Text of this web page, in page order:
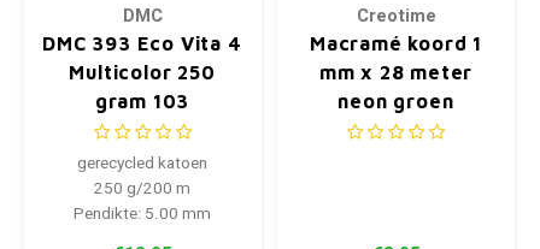
DMC
DMC 393 Eco Vita 4
Multicolor 250
gram 103
gerecycled katoen
250 g/200 m
Pendikte: 5.00 mm
Creotime
Macramé koord 1
mm x 28 meter
neon groen